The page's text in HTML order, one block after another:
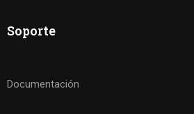
Soporte
Documentación